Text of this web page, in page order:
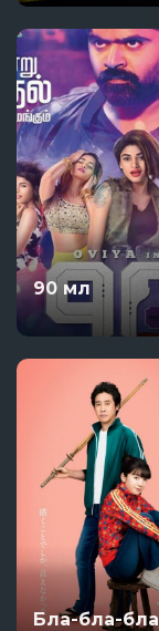
90 мл
Бла-бла-бла